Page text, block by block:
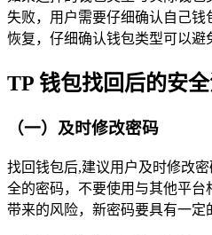
失败，用户需要仔细确认自己
恢复，仔细确认钱包类型可以避
TP 钱包找回后的安
（一）及时修改密码
找回钱包后,建议用户及时修改
全的密码，不要使用与其他平
带来的风险，新密码要具有一定